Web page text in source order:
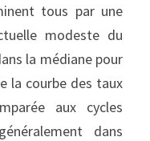
tous par une
modeste du
la médiane pour
la courbe des taux
aux cycles
dans